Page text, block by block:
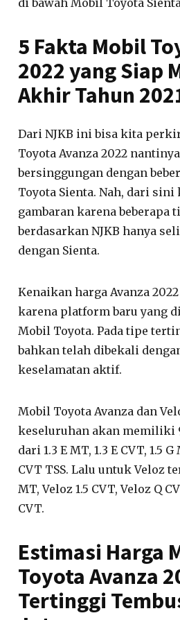
di bawah Mobil Toyota
5 Fakta Mobil
2022 yang Siap
Akhir Tahun
Dari NJKB ini bisa kita
Toyota Avanza 2022
bersinggungan dengan
Toyota Sienta. Nah, dari
gambaran karena beberapa
berdasarkan NJKB hanya
dengan Sienta.
Kenaikan harga Avanza
karena platform baru yang
Mobil Toyota. Pada tipe
bahkan telah dibekali
keselamatan aktif.
Mobil Toyota Avanza dan
keseluruhan akan memiliki
dari 1.3 E MT, 1.3 E CVT, 1.5 G
CVT TSS. Lalu untuk Veloz
MT, Veloz 1.5 CVT, Veloz Q
CVT.
Estimasi Harga
Toyota Avanza
Tertinggi